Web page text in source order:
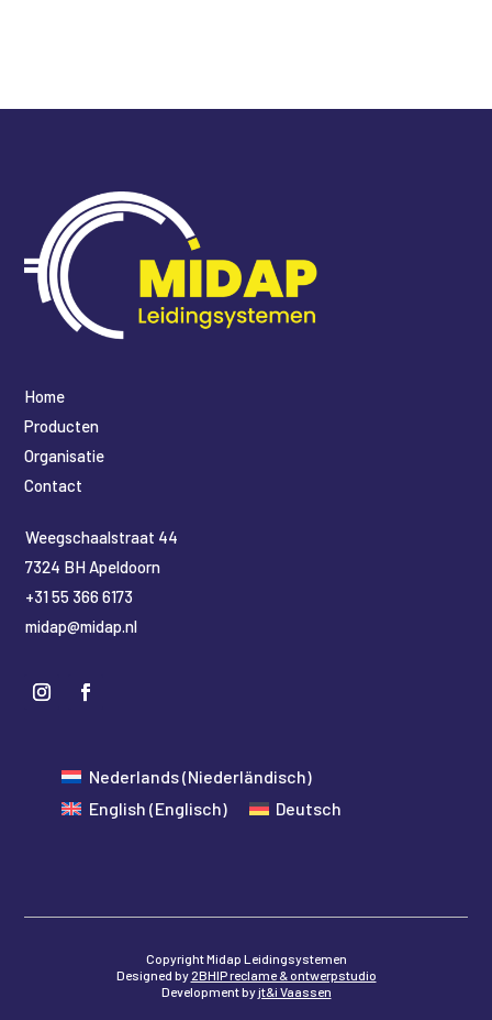
Home
Producten
Organisatie
Contact
​Weegschaalstraat 44
7324 BH Apeldoorn
+31 55 366 6173
midap@midap.nl
Nederlands(Niederländisch)
English (Englisch) Deutsch
Copyright Midap Leidingsystemen
Designed by 2BHIP reclame & ontwerpstudio
Development byjt&i Vaassen